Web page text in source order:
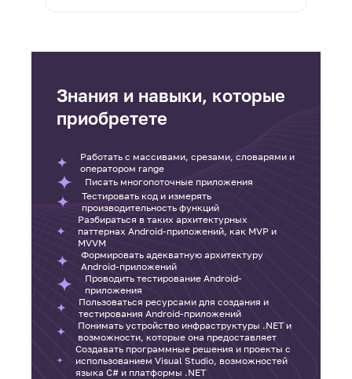
Знания и навыки, которые
приобретете
Работать с массивами, срезами, словарями и
оператором range
Писать многопоточные приложения
Тестировать код и измерять
производительность функций
Разбираться в таких архитектурных
паттернах Android-приложений, как MVP и
MVVM
Формировать адекватную архитектуру
Android-приложений
Проводить тестирование Android-
приложения
Пользоваться ресурсами для создания и
тестирования Android-приложений
Понимать устройство инфраструктуры .NET и
возможности, которые она предоставляет
Создавать программные решения и проекты с
использованием Visual Studio, возможностей
языка C# и платформы .NET